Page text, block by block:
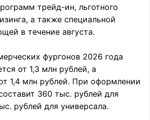
трейд-ин, льготного
а также специальной
в течение августа.
фургонов 2026 года
от 1,3 млн рублей, а
1,4 млн рублей. При оформлении
360 тыс. рублей для
рублей для универсала.